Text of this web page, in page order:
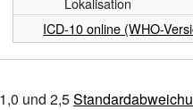
ICD-10 online (WHO-
und 2,5